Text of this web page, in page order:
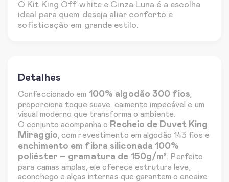
O Kit King Off-white e Cinza Luna é a escolha
ideal para quem deseja aliar conforto e
sofisticação em grande estilo.
Detalhes
Confeccionado em 100% algodão 300 fios,
proporciona toque suave, caimento impecável e um
visual moderno que transforma o ambiente.
O conjunto acompanha o Recheio de Duvet King
Miraggio, com revestimento em algodão 143 fios e
enchimento em fibra siliconada 100%
poliéster – gramatura de 150g/m². Perfeito
para camas amplas, ele oferece estrutura leve,
aconchego e alças internas que garantem o encaixe